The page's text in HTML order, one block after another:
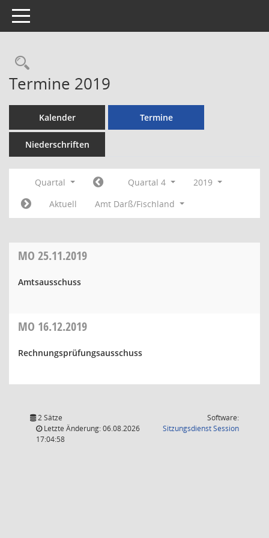
Toggle navigation
Rechercheauswahl
Termine 2019
Kalender Termine
Niederschriften
Quartal Quartal 4
2019
Aktuell
Amt Darß/Fischland
MO 25.11.2019
Amtsausschuss
MO 16.12.2019
Rechnungsprüfungsausschuss
2 Sätze
Letzte Änderung: 06.08.2026
17:04:58
Software:
SitzungsdienstSession(Wird in